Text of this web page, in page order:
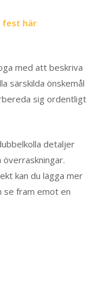
fest här
med att beskriva
särskilda önskemål
sig ordentligt
detaljer
kan du lägga mer
se fram emot en